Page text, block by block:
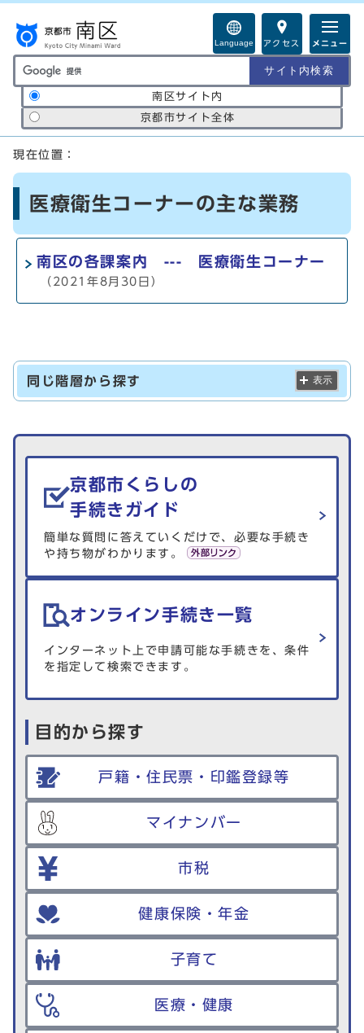
Language アクセス メニュー
サイト内検索の範囲
南区サイト内
京都市サイト全体
ここから本文です
現在位置：
医療衛生コーナーの主な業務
南区の各課案内 --- 医療衛生コーナー
（2021年8月30日）
同じ階層から探す 表示
生活情報を探す
京都市くらしの
手続きガイド
簡単な質問に答えていくだけで、必要な手続き
や持ち物がわかります。
オンライン手続き一覧
インターネット上で申請可能な手続きを、条件
を指定して検索できます。
目的から探す
戸籍・住民票・印鑑登録等
マイナンバー
市税
健康保険・年金
子育て
医療・健康